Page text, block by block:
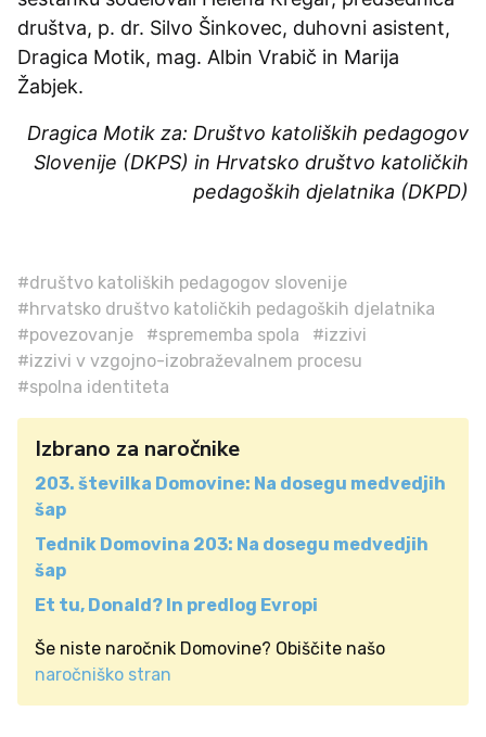
društva, p. dr. Silvo Šinkovec, duhovni asistent,
Dragica Motik, mag. Albin Vrabič in Marija
Žabjek.
Dragica Motik za: Društvo katoliških pedagogov
Slovenije (DKPS) in Hrvatsko društvo katoličkih
pedagoških djelatnika (DKPD)
#društvo katoliških pedagogov slovenije
#hrvatsko društvo katoličkih pedagoških djelatnika
#povezovanje
#sprememba spola
#izzivi
#izzivi v vzgojno-izobraževalnem procesu
#spolna identiteta
Izbrano za naročnike
203. številka Domovine: Na dosegu medvedjih
šap
Tednik Domovina 203: Na dosegu medvedjih
šap
Et tu, Donald? In predlog Evropi
Še niste naročnik Domovine? Obiščite našo
naročniško stran